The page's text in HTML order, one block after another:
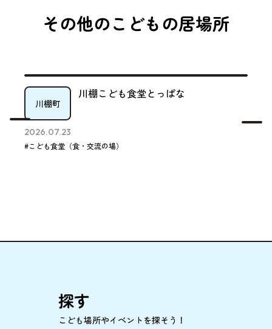
その他のこどもの居場所
川棚町
川棚こども食堂とっぱな
2026.07.23
#こども食堂（食・交流の場）
探す
こども場所やイベントを探そう！